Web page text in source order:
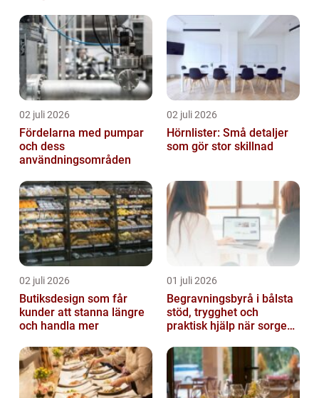
02 juli 2026
Fördelarna med pumpar
och dess
användningsområden
02 juli 2026
Hörnlister: Små detaljer
som gör stor skillnad
02 juli 2026
Butiksdesign som får
kunder att stanna längre
och handla mer
01 juli 2026
Begravningsbyrå i bålsta
stöd, trygghet och
praktisk hjälp när sorgen